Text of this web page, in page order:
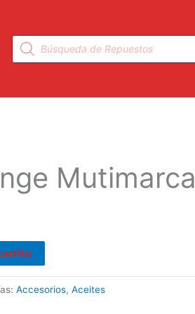
Búsqueda
de
productos
Mutimarca
Accesorios, Aceites